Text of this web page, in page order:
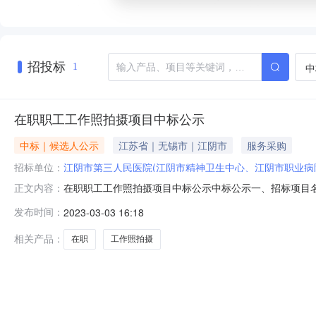
招投标 1
在职职工工作照拍摄项目中标公示
中标｜候选人公示 江苏省｜无锡市｜江阴市
服务采购
招标单位： 江阴市第三人民医院(江阴市精神卫生中心、江阴市职业
正文内容： 在职职工工作照拍摄项目中标公示中标公示一、招标项
名称：江阴市视角在线文化传媒有限公司五、本公告期
发布时间： 2023-03-03 16:18
相关产品：
在职 工作照拍摄